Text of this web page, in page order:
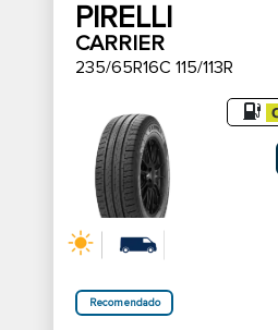
PIRELLI
CARRIER
235/65R16C 115/113R
Recomendado